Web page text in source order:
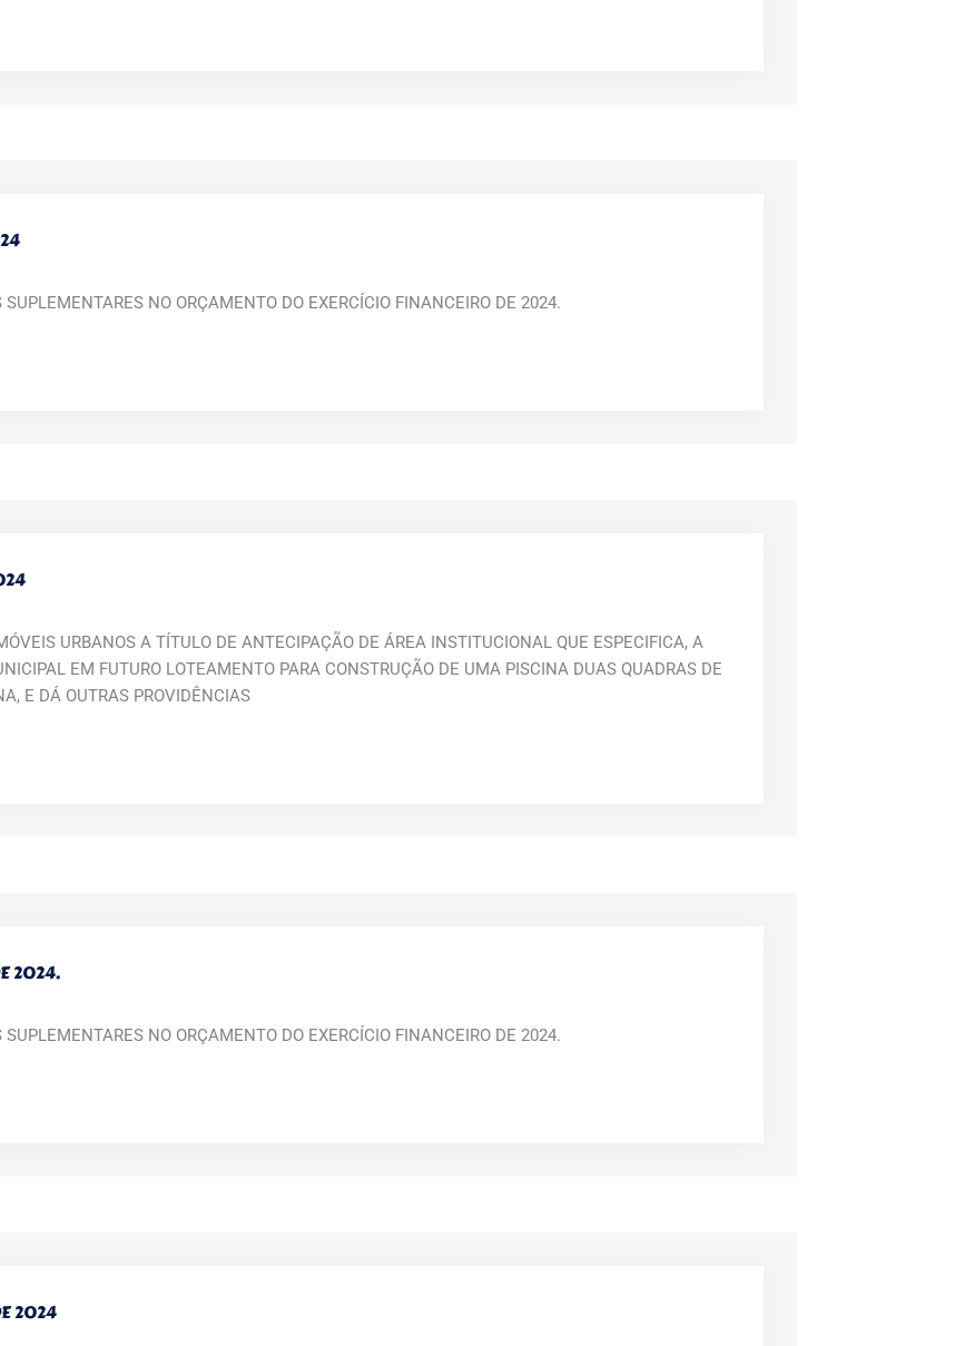
NO ORÇAMENTO DO EXERCÍCIO FINANCEIRO DE 2024.
URBANOS A TÍTULO DE ANTECIPAÇÃO DE ÁREA INSTITUCIONAL QUE ESPECIFICA, A
EM FUTURO LOTEAMENTO PARA CONSTRUÇÃO DE UMA PISCINA DUAS QUADRAS DE
E DÁ OUTRAS PROVIDÊNCIAS
2024.
NO ORÇAMENTO DO EXERCÍCIO FINANCEIRO DE 2024.
2024